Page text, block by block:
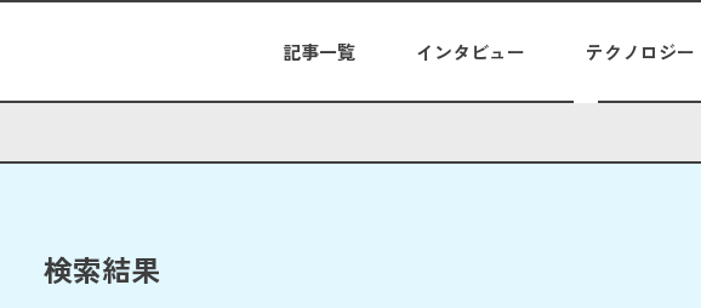
記事一覧 インタビュー テクノロジー
検索結果